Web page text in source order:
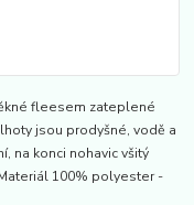
fleesem zateplené
jsou prodyšné, vodě a
na konci nohavic všitý
100% polyester -